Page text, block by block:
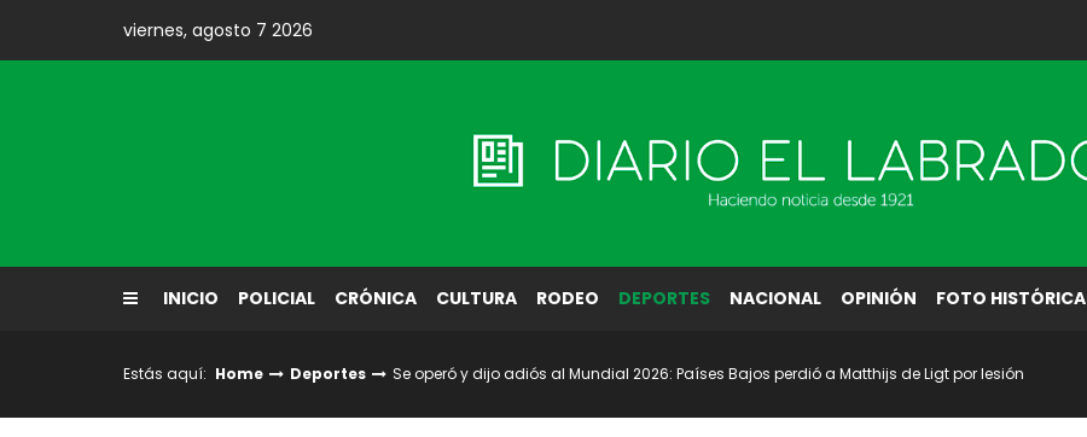
content
viernes, agosto 7 2026
Diario El Labrador
INICIO POLICIAL CRÓNICA CULTURA RODEO DEPORTES NACIONAL OPINIÓN FOTO HISTÓRICA
Estás aquí: Home Deportes Se operó y dijo adiós al Mundial 2026: Países Bajos perdió a Matthijs de Ligt por lesión